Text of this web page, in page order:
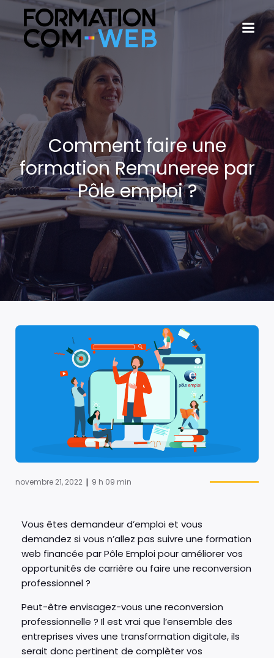
Comment faire une
formation Remuneree par
Pôle emploi ?
novembre 21, 2022 | 9 h 09 min
Vous êtes demandeur d’emploi et vous
demandez si vous n’allez pas suivre une formation
web financée par Pôle Emploi pour améliorer vos
opportunités de carrière ou faire une reconversion
professionnel ?
Peut-être envisagez-vous une reconversion
professionnelle ? Il est vrai que l’ensemble des
entreprises vives une transformation digitale, ils
serait donc pertinent de complèter vos